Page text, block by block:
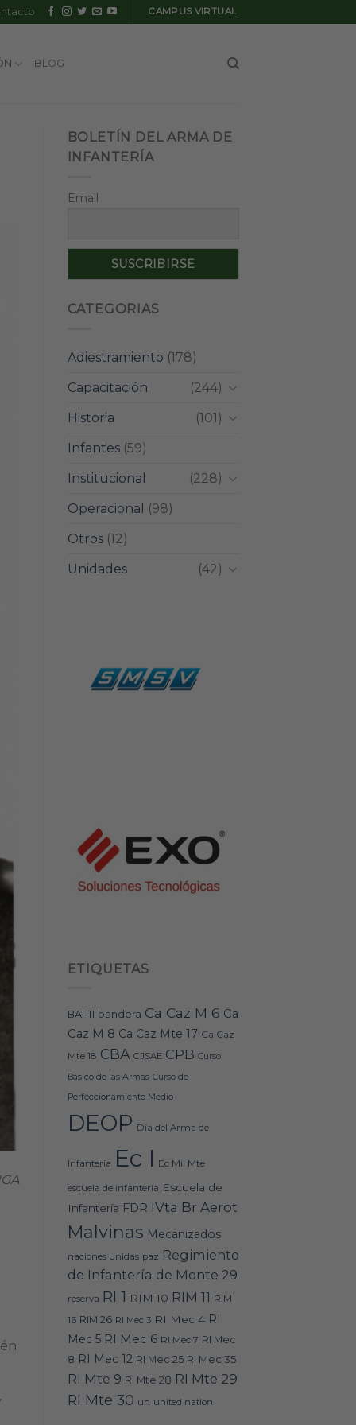
CAMPUS VIRTUAL
BLOG
BOLETÍN DEL ARMA DE
INFANTERÍA
Email
CATEGORIAS
Adiestramiento (178)
Capacitación
(244)
Historia
(101)
Infantes(59)
Institucional
(228)
Operacional
(98)
Otros(12)
Unidades
(42)
ETIQUETAS
BAI-11 bandera Ca Caz M 6 Ca
Caz M 8 Ca Caz Mte 17 Ca Caz
Mte 18 CBA CJSAE CPB Curso
Básico de las Armas Curso de
Perfeccionamiento Medio
DEOP Día del Arma de
Infantería Ec I Ec Mil Mte
escuela de infanteria Escuela de
Infantería FDR IVta Br Aerot
Malvinas Mecanizados
naciones unidas paz Regimiento
de Infantería de Monte 29
reserva RI 1 RIM 10 RIM 11 RIM
16 RIM 26 RI Mec 3 RI Mec 4 RI
Mec 5 RI Mec 6 RI Mec 7 RI Mec
8 RI Mec 12 RI Mec 25 RI Mec 35
RI Mte 9 RI Mte 28 RI Mte 29
RI Mte 30 un united nation